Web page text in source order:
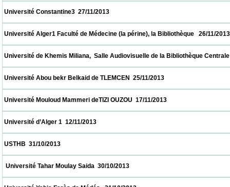
Université Constantine3  27/11/2013
Université Alger1 Faculté de Médecine (la périne), la
Université de Khemis Miliana,  Salle Audiovisuelle de la
Université Abou bekr Belkaid de TLEMCEN  25/11/2013
Université Mouloud Mammeri deTIZI OUZOU  17/11/2013
Université d’Alger 1  12/11/2013
USTHB  31/10/2013
Université Tahar Moulay Saida  30/10/2013